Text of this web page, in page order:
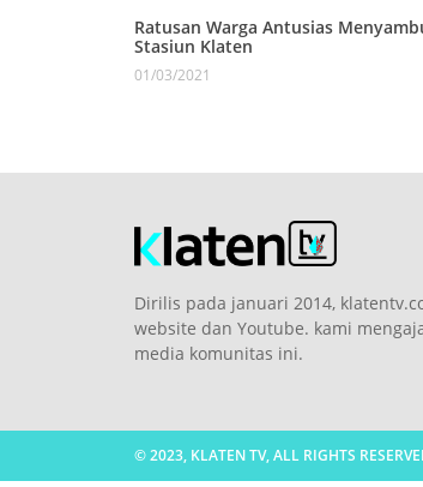
Ratusan Warga Antusias
Stasiun Klaten
01/03/2021
Dirilis pada januari 2014,
website dan Youtube. kami
media komunitas ini.
© 2023, KLATEN TV, ALL RIGHTS